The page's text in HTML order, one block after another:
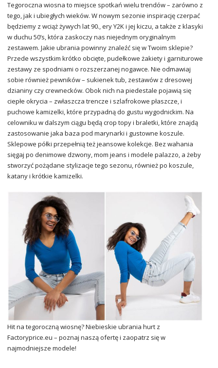
Tegoroczna wiosna to miejsce spotkań wielu trendów – zarówno z
tego, jak i ubiegłych wieków. W nowym sezonie inspirację czerpać
będziemy z wciąż żywych lat 90., ery Y2K i jej kiczu, a także z klasyki
w duchu 50’s, która zaskoczy nas niejednym oryginalnym
zestawem. Jakie ubrania powinny znaleźć się w Twoim sklepie?
Przede wszystkim krótko obcięte, pudełkowe żakiety i garniturowe
zestawy ze spodniami o rozszerzanej nogawce. Nie odmawiaj
sobie również pewników – sukienek tub, zestawów z dresowej
dzianiny czy crewnecków. Obok nich na piedestale pojawią się
ciepłe okrycia – zwłaszcza trencze i szlafrokowe płaszcze, i
puchowe kamizelki, które przypadną do gustu wygodnickim. Na
celowniku w dalszym ciągu będą crop topy i braletki, które znajdą
zastosowanie jaka baza pod marynarki i gustowne koszule.
Sklepowe półki przepełnią też jeansowe kolekcje. Bez wahania
sięgaj po denimowe dzwony, mom jeans i modele palazzo, a żeby
stworzyć pożądane stylizacje tego sezonu, również po koszule,
katany i krótkie kamizelki.
Hit na tegoroczną wiosnę? Niebieskie ubrania hurt z
Factoryprice.eu – poznaj naszą ofertę i zaopatrz się w
najmodniejsze modele!